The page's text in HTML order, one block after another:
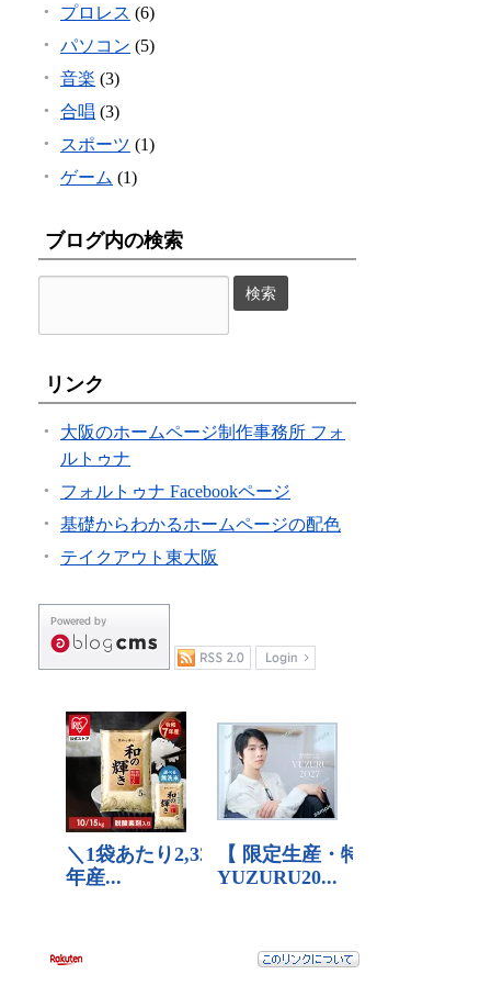
プロレス (6)
パソコン (5)
音楽 (3)
合唱 (3)
スポーツ (1)
ゲーム (1)
ブログ内の検索
リンク
大阪のホームページ制作事務所 フォ
ルトゥナ
フォルトゥナ Facebookページ
基礎からわかるホームページの配色
テイクアウト東大阪